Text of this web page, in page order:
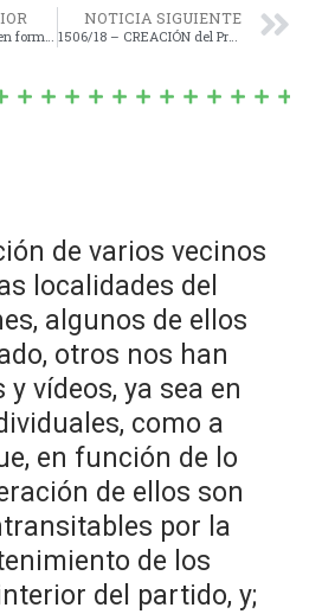
015/18 – SESIONAR en forma Ordinaria o Extraordinaria en las poblaciones de Villa Moll; Las Marianas y J. J. Almeyra, al menos una (1) vez al año.-
NOTICIA SIGUIENTE
1506/18 – CREACIÓN del Programa de «Uso y Consumo Racional de la Energía en Dependencias Municipales».-
de varios vecinos
localidades del
algunos de ellos
otros nos han
vídeos, ya sea en
como a
en función de lo
de ellos son
por la
de los
del partido, y;